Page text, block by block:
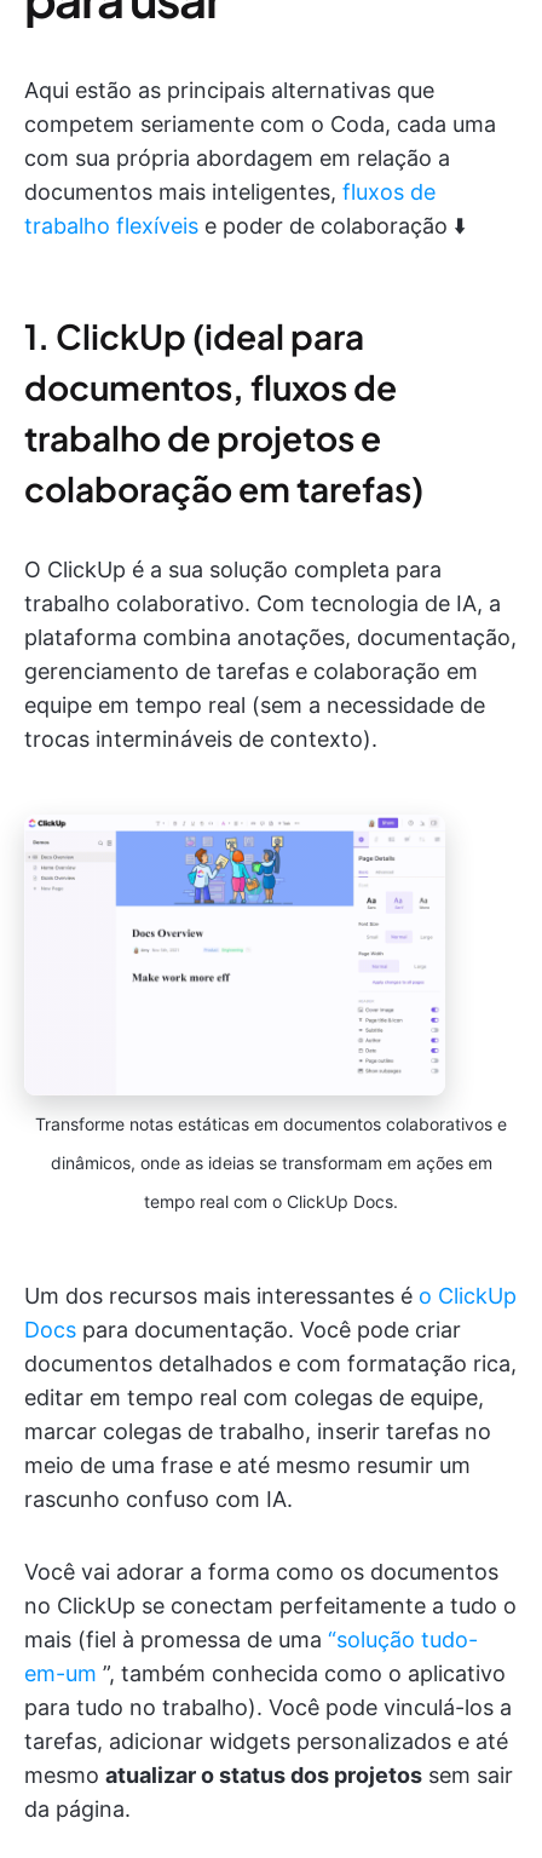
Aqui estão as principais alternativas que
competem seriamente com o Coda, cada uma
com sua própria abordagem em relação a
documentos mais inteligentes, fluxos de
trabalho flexíveis e poder de colaboração ⬇️
1. ClickUp (ideal para
documentos, fluxos de
trabalho de projetos e
colaboração em tarefas)
O ClickUp é a sua solução completa para
trabalho colaborativo. Com tecnologia de IA, a
plataforma combina anotações, documentação,
gerenciamento de tarefas e colaboração em
equipe em tempo real (sem a necessidade de
trocas intermináveis de contexto).
Transforme notas estáticas em documentos colaborativos e
dinâmicos, onde as ideias se transformam em ações em
tempo real com o ClickUp Docs.
Um dos recursos mais interessantes é o ClickUp
Docs para documentação. Você pode criar
documentos detalhados e com formatação rica,
editar em tempo real com colegas de equipe,
marcar colegas de trabalho, inserir tarefas no
meio de uma frase e até mesmo resumir um
rascunho confuso com IA.
Você vai adorar a forma como os documentos
no ClickUp se conectam perfeitamente a tudo o
mais (fiel à promessa de uma “solução tudo-
em-um ”, também conhecida como o aplicativo
para tudo no trabalho). Você pode vinculá-los a
tarefas, adicionar widgets personalizados e até
mesmo atualizar o status dos projetos sem sair
da página.